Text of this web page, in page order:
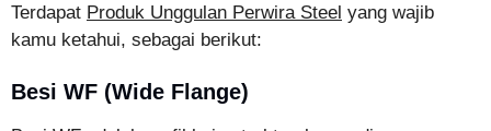
Terdapat Produk Unggulan Perwira Steel yang wajib
kamu ketahui, sebagai berikut:
Besi WF (Wide Flange)